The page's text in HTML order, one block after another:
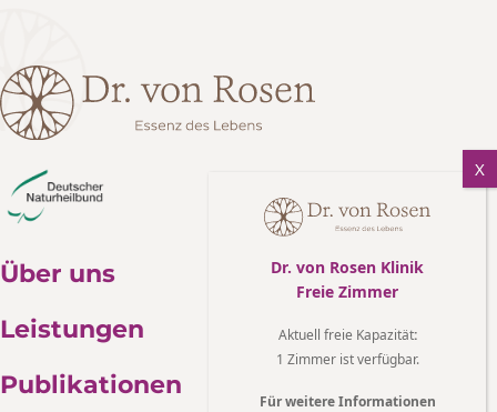
Über uns
Leistungen
Publikationen
Dr. von Rosen Klinik
Freie Zimmer
Aktuell freie Kapazität:
1 Zimmer ist verfügbar.
Für weitere Informationen